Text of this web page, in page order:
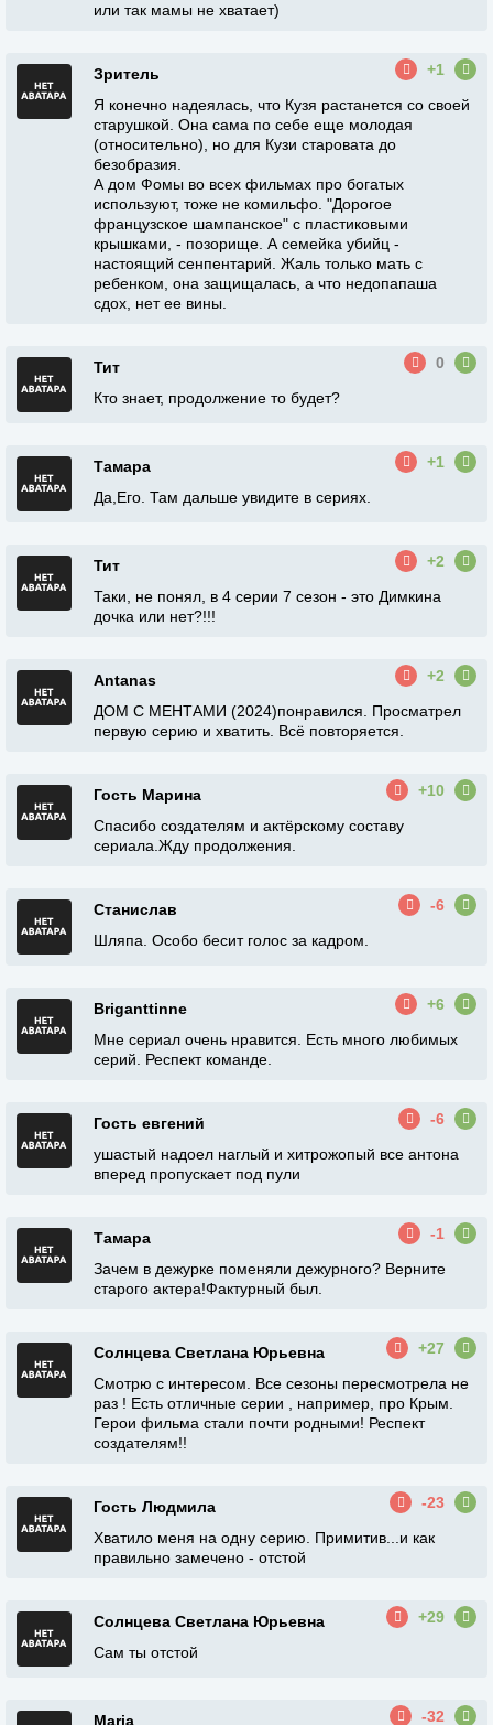
или так мамы не хватает)
Зритель
+1
Я конечно надеялась, что Кузя растанется со своей
старушкой. Она сама по себе еще молодая
(относительно), но для Кузи старовата до
безобразия.
А дом Фомы во всех фильмах про богатых
используют, тоже не комильфо. "Дорогое
французское шампанское" с пластиковыми
крышками, - позорище. А семейка убийц -
настоящий сенпентарий. Жаль только мать с
ребенком, она защищалась, а что недопапаша
сдох, нет ее вины.
Тит
0
Кто знает, продолжение то будет?
Тамара
+1
Да,Его. Там дальше увидите в сериях.
Тит
+2
Таки, не понял, в 4 серии 7 сезон - это Димкина
дочка или нет?!!!
Antanas
+2
ДОМ С МЕНТАМИ (2024)понравился. Просматрел
первую серию и хватить. Всё повторяется.
Гость Марина
+10
Спасибо создателям и актёрскому составу
сериала.Жду продолжения.
Станислав
-6
Шляпа. Особо бесит голос за кадром.
Briganttinne
+6
Мне сериал очень нравится. Есть много любимых
серий. Респект команде.
Гость евгений
-6
ушастый надоел наглый и хитрожопый все антона
вперед пропускает под пули
Тамара
-1
Зачем в дежурке поменяли дежурного? Верните
старого актера!Фактурный был.
Солнцева Светлана Юрьевна
+27
Смотрю с интересом. Все сезоны пересмотрела не
раз ! Есть отличные серии , например, про Крым.
Герои фильма стали почти родными! Респект
создателям!!
Гость Людмила
-23
Хватило меня на одну серию. Примитив...и как
правильно замечено - отстой
Солнцева Светлана Юрьевна
+29
Сам ты отстой
Maria -32